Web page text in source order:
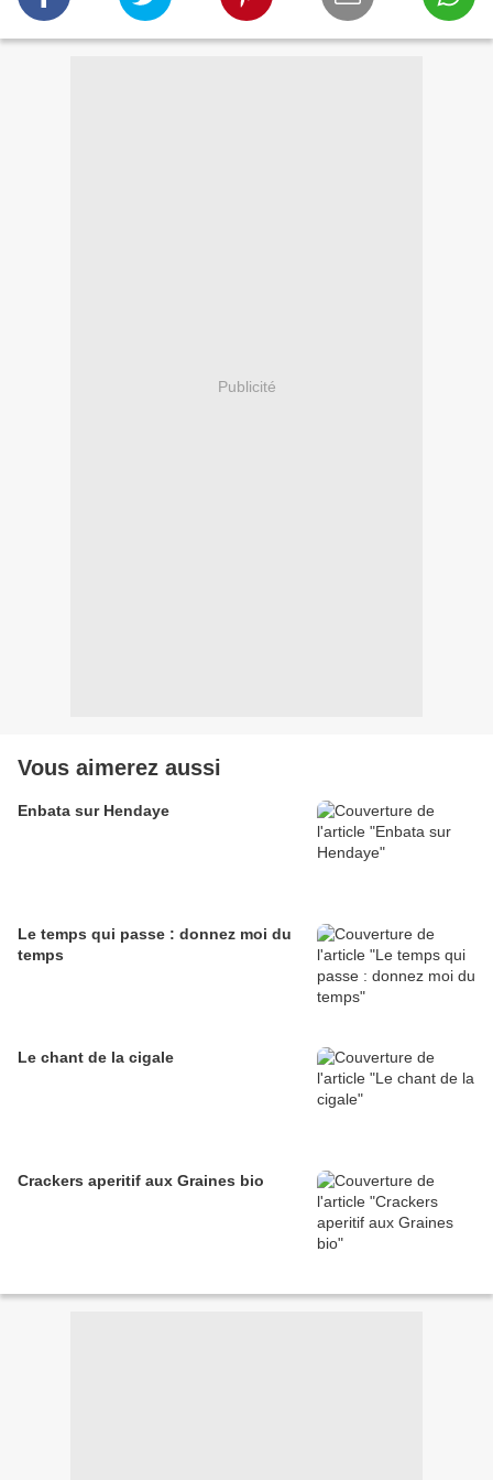
Publicité
Vous aimerez aussi
Enbata sur Hendaye
Le temps qui passe : donnez moi du
temps
Le chant de la cigale
Crackers aperitif aux Graines bio